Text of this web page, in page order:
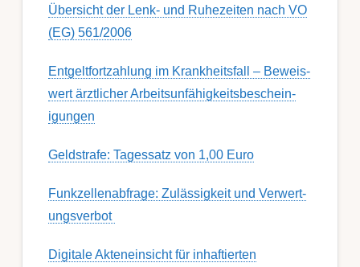
Übersicht der Lenk- und Ruhezeiten nach VO
(EG) 561/2006
Ent­gelt­fort­zahl­ung im Krank­heits­fall – Be­weis­
wert ärzt­lich­er Ar­beits­un­fähig­keits­be­schein­
igung­en
Geldstrafe: Tagessatz von 1,00 Euro
Funk­zell­en­ab­fra­ge: Zu­lässig­keit und Ver­wert­
ungs­ver­bot
Digitale Akteneinsicht für inhaftierten